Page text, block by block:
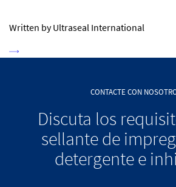
Written by Ultraseal International
CONTACTE CON
Discuta los
sellante de
detergente e